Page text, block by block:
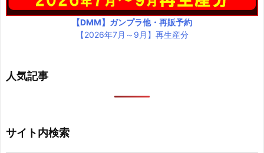
【DMM】ガンプラ他・再販予約
【2026年7月～9月】再生産分
人気記事
サイト内検索